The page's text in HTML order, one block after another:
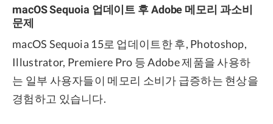
macOS Sequoia 업데이트 후 Adobe 메모리 과소비
문제
macOS Sequoia 15로 업데이트한 후, Photoshop,
Illustrator, Premiere Pro 등 Adobe 제품을 사용하
는 일부 사용자들이 메모리 소비가 급증하는 현상을
경험하고 있습니다.